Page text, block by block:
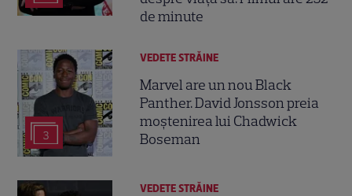
de minute
3
VEDETE STRĂINE
Marvel are un nou Black
Panther. David Jonsson preia
moștenirea lui Chadwick
Boseman
VEDETE STRĂINE